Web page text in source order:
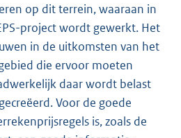
op dit terrein, waaraan in
project wordt gewerkt. Het
in de uitkomsten van het
die ervoor moeten
daar wordt belast
Voor de goede
is, zoals de